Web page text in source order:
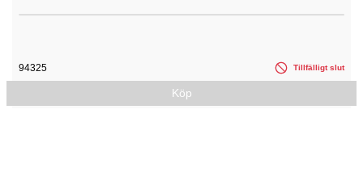
94325 Tillfälligt slut
Köp